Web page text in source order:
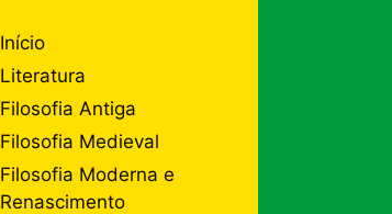
Início
Literatura
Filosofia Antiga
Filosofia Medieval
Filosofia Moderna e
Renascimento